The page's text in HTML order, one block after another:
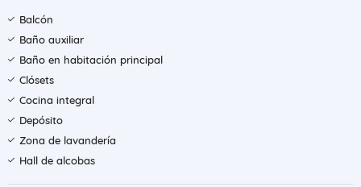
Balcón
Baño auxiliar
Baño en habitación principal
Clósets
Cocina integral
Depósito
Zona de lavandería
Hall de alcobas